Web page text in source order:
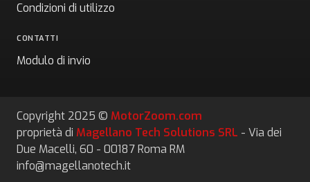
Condizioni di utilizzo
CONTATTI
Modulo di invio
Copyright 2025 © MotorZoom.com
proprietà di Magellano Tech Solutions SRL - Via dei
Due Macelli, 60 - 00187 Roma RM
info@magellanotech.it